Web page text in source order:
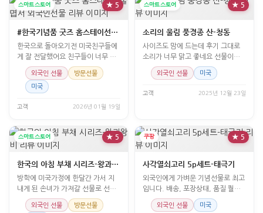
스마트스토어 ★ 5
#한국기념품 굿즈 홈스테이선물 몁서 외국인선물
한국으로 돌아오기전 미국친구들에
게 잘 전달했어요 친구들이 너무 좋
아했어요
외국인 선물 방문선물
미국
고객 2026년 01월 19일
스마트스토어 ★ 5
소리의 울림 풍경종 산-청동
사이즈도 맘에 드는데 후기 그대로
소리가 너무 맑고 좋네요 선물이라
지만 제가 사용하고 싶은
외국인 선물 미국
고객 2025년 12월 23일
스마트스토어 ★ 5
한국의 아침 부채 시리즈-왕과왕비
방학에 미국가정에 한달간 가서 지
내게 된 손녀가 가져갈 선물로 선택
해 봤는데 예쁜 포장과
외국인 선물 방문선물
쿠팡 ★ 5
사각열쇠고리 5p세트-태극기
외국인에게 가벼운 기념선물로 최고
입니다. 배송, 포장상태, 품질 퀄리
티 모두 만족합니다.
외국인 선물 미국